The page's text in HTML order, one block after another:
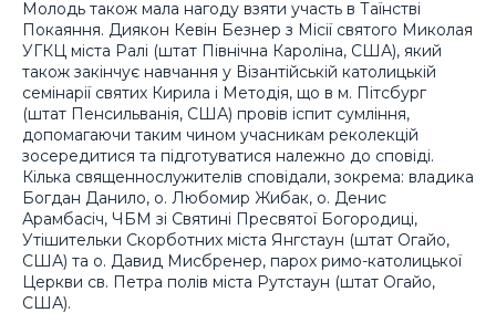
Молодь також мала нагоду взяти участь в Таїнстві
Покаяння. Диякон Кевін Безнер з Місії святого Миколая
УГКЦ міста Ралі (штат Північна Кароліна, США), який
також закінчує навчання у Візантійській католицькій
семінарії святих Кирила і Методія, що в м. Пітсбург
(штат Пенсильванія, США) провів іспит сумління,
допомагаючи таким чином учасникам реколекцій
зосередитися та підготуватися належно до сповіді.
Кілька священнослужителів сповідали, зокрема: владика
Богдан Данило, о. Любомир Жибак, о. Денис
Арамбасіч, ЧБМ зі Святині Пресвятої Богородиці,
Утішительки Cкорботних міста Янгстаун (штат Огайо,
США) та о. Давид Мисбренер, парох римо-католицької
Церкви св. Петра полів міста Рутстаун (штат Огайо,
США).